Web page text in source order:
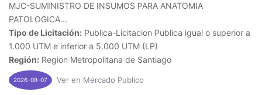
MJC-SUMINISTRO DE INSUMOS PARA ANATOMIA
PATOLOGICA...
Tipo de Licitación: Publica-Licitacion Publica igual o superior a
1.000 UTM e inferior a 5.000 UTM (LP)
Región: Region Metropolitana de Santiago
2026-08-07 Ver en Mercado Publico